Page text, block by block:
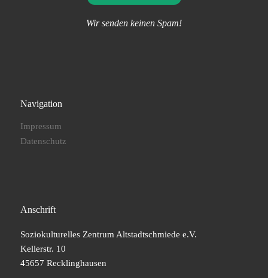
Wir senden keinen Spam!
Navigation
Impressum
Datenschutz
Anschrift
Soziokulturelles Zentrum Altstadtschmiede e.V.
Kellerstr. 10
45657 Recklinghausen